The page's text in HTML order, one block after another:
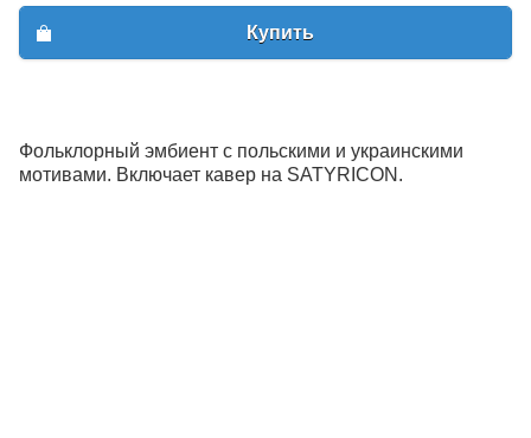
Купить
Фольклорный эмбиент с польскими и украинскими
мотивами. Включает кавер на SATYRICON.